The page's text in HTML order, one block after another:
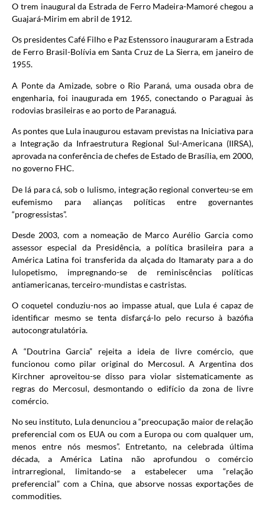
O trem inaugural da Estrada de Ferro Madeira-Mamoré chegou a
Guajará-Mirim em abril de 1912.
Os presidentes Café Filho e Paz Estenssoro inauguraram a Estrada
de Ferro Brasil-Bolívia em Santa Cruz de La Sierra, em janeiro de
1955.
A Ponte da Amizade, sobre o Rio Paraná, uma ousada obra de
engenharia, foi inaugurada em 1965, conectando o Paraguai às
rodovias brasileiras e ao porto de Paranaguá.
As pontes que Lula inaugurou estavam previstas na Iniciativa para
a Integração da Infraestrutura Regional Sul-Americana (IIRSA),
aprovada na conferência de chefes de Estado de Brasília, em 2000,
no governo FHC.
De lá para cá, sob o lulismo, integração regional converteu-se em
eufemismo para alianças políticas entre governantes
“progressistas”.
Desde 2003, com a nomeação de Marco Aurélio Garcia como
assessor especial da Presidência, a política brasileira para a
América Latina foi transferida da alçada do Itamaraty para a do
lulopetismo, impregnando-se de reminiscências políticas
antiamericanas, terceiro-mundistas e castristas.
O coquetel conduziu-nos ao impasse atual, que Lula é capaz de
identificar mesmo se tenta disfarçá-lo pelo recurso à bazófia
autocongratulatória.
A “Doutrina Garcia” rejeita a ideia de livre comércio, que
funcionou como pilar original do Mercosul. A Argentina dos
Kirchner aproveitou-se disso para violar sistematicamente as
regras do Mercosul, desmontando o edifício da zona de livre
comércio.
No seu instituto, Lula denunciou a “preocupação maior de relação
preferencial com os EUA ou com a Europa ou com qualquer um,
menos entre nós mesmos”. Entretanto, na celebrada última
década, a América Latina não aprofundou o comércio
intrarregional, limitando-se a estabelecer uma “relação
preferencial” com a China, que absorve nossas exportações de
commodities.